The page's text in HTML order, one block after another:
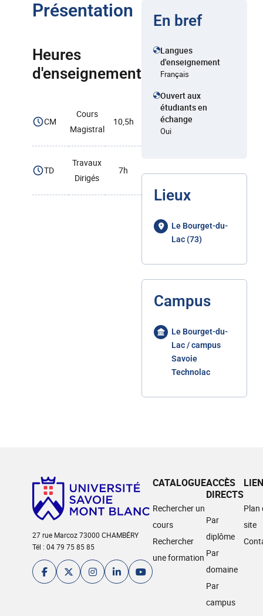
Présentation
Heures
d'enseignement
CM
Cours
Magistral
10,5h
TD
Travaux
Dirigés
7h
En bref
Langues
d'enseignement
Français
Ouvert aux
étudiants en
échange
Oui
Lieux
Le Bourget-du-
Lac (73)
Campus
Le Bourget-du-
Lac / campus
Savoie
Technolac
27 rue Marcoz 73000 CHAMBÉRY
Tél : 04 79 75 85 85
CATALOGUE
Rechercher un
cours
Rechercher
une formation
ACCÈS
DIRECTS
Par
diplôme
Par
domaine
Par
campus
Plan
site